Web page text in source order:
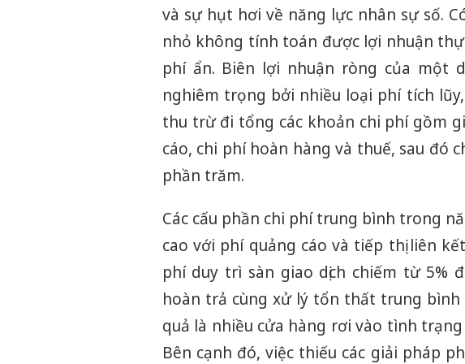
và sự hụt hơi về năng lực nhân sự số.
nhỏ không tính toán được lợi nhuận
phí ẩn. Biên lợi nhuận ròng của một
nghiêm trọng bởi nhiều loại phí tích
thu trừ đi tổng các khoản chi phí gồm
cáo, chi phí hoàn hàng và thuế, sau đó
phần trăm.
Các cấu phần chi phí trung bình trong
cao với phí quảng cáo và tiếp thị liên
phí duy trì sàn giao dịch chiếm từ 5%
hoàn trả cùng xử lý tổn thất trung
quả là nhiều cửa hàng rơi vào tình
Bên cạnh đó, việc thiếu các giải pháp